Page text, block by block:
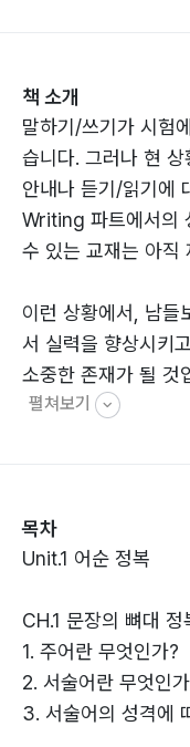
책 소개
말하기/쓰기가 시험
습니다. 그러나 현
안내나 듣기/읽기에
Writing 파트에서의
수 있는 교재는 아직
이런 상황에서, 남들
서 실력을 향상시키
소중한 존재가 될 것
개념 설명만 되어 있
재의 단점을 완벽하
재로 사용하거나 자
고 싶은 모든 분들께
2. 영작을 통해 문법
펼쳐보기
목차
Unit.1 어순 정복
CH.1 문장의 뼈대
1. 주어란 무엇인가?
2. 서술어란 무엇인
3. 서술어의 성격에